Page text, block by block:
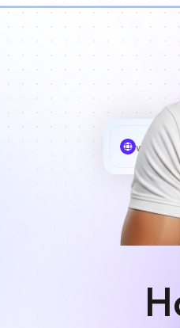
www